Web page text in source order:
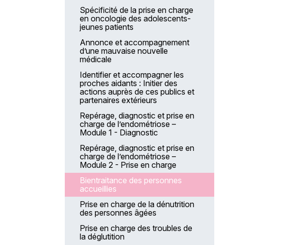
Spécificité de la prise en charge
en oncologie des adolescents-
jeunes patients
Annonce et accompagnement
d’une mauvaise nouvelle
médicale
Identifier et accompagner les
proches aidants : Initier des
actions auprès de ces publics et
partenaires extérieurs
Repérage, diagnostic et prise en
charge de l’endométriose –
Module 1 - Diagnostic
Repérage, diagnostic et prise en
charge de l’endométriose –
Module 2 - Prise en charge
Bientraitance des personnes
accueillies
Prise en charge de la dénutrition
des personnes âgées
Prise en charge des troubles de
la déglutition